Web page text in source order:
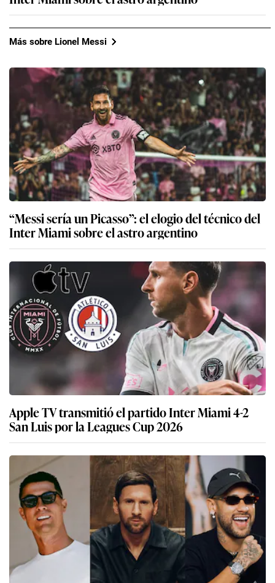
Más sobre Lionel Messi
“Messi sería un Picasso”: el elogio del técnico del
Inter Miami sobre el astro argentino
Apple TV transmitió el partido Inter Miami 4-2
San Luis por la Leagues Cup 2026